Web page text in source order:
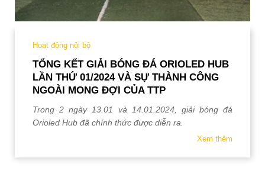
Hoạt động nội bộ
TỔNG KẾT GIẢI BÓNG ĐÁ ORIOLED HUB
LẦN THỨ 01/2024 VÀ SỰ THÀNH CÔNG
NGOÀI MONG ĐỢI CỦA TTP
Trong 2 ngày 13.01 và 14.01.2024, giải bóng đá
Orioled Hub đã chính thức được diễn ra.
Xem thêm